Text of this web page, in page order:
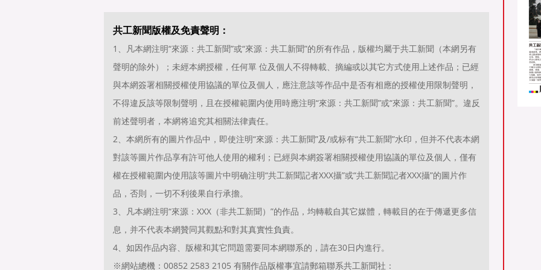
共工新聞版權及免責聲明：
1、凡本網注明“來源：共工新聞”或“來源：共工新聞”的所有作品，版權均屬于共工新聞（本網另有
聲明的除外）；未經本網授權，任何單 位及個人不得轉載、摘編或以其它方式使用上述作品；已經
與本網簽署相關授權使用協議的單位及個人，應注意該等作品中是否有相應的授權使用限制聲明，
不得違反該等限制聲明，且在授權範圍内使用時應注明“來源：共工新聞”或“來源：共工新聞”。違反
前述聲明者，本網将追究其相關法律責任。
2、本網所有的圖片作品中，即使注明“來源：共工新聞”及/或标有“共工新聞”水印，但并不代表本網
對該等圖片作品享有許可他人使用的權利；已經與本網簽署相關授權使用協議的單位及個人，僅有
權在授權範圍内使用該等圖片中明确注明“共工新聞記者XXX攝”或“共工新聞記者XXX攝”的圖片作
品，否則，一切不利後果自行承擔。
3、凡本網注明“來源：XXX（非共工新聞）”的作品，均轉載自其它媒體，轉載目的在于傳遞更多信
息，并不代表本網贊同其觀點和對其真實性負責。
4、如因作品内容、版權和其它問題需要同本網聯系的，請在30日内進行。
※網站總機：00852 2583 2105 有關作品版權事宜請郵箱聯系共工新聞社：